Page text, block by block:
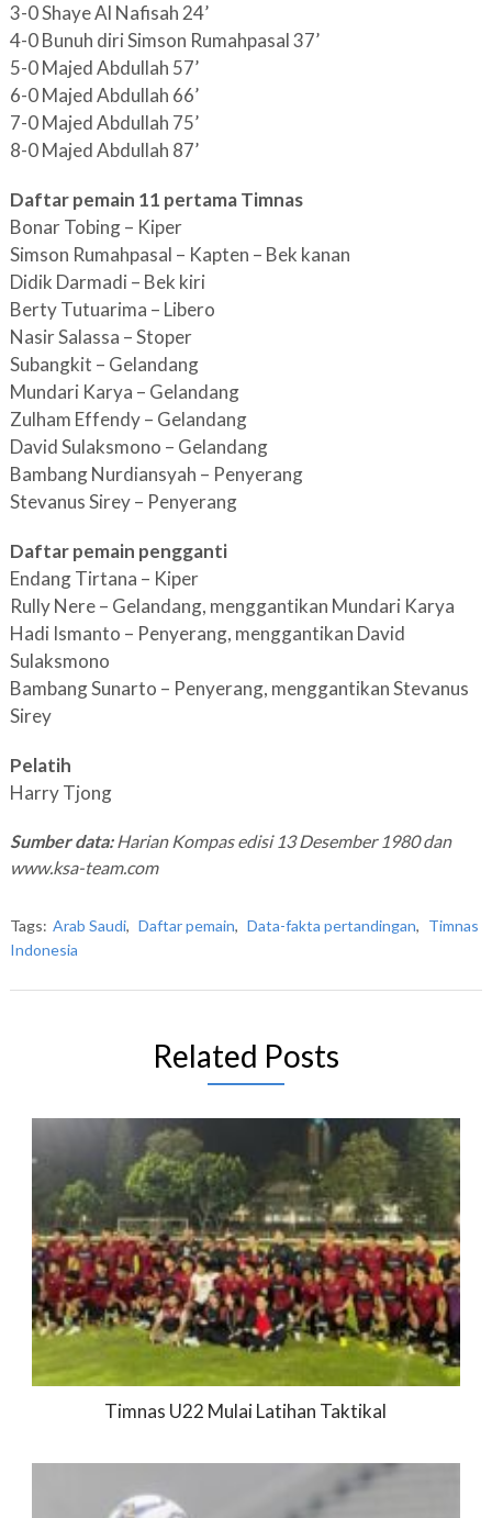
3-0 Shaye Al Nafisah 24’
4-0 Bunuh diri Simson Rumahpasal 37’
5-0 Majed Abdullah 57’
6-0 Majed Abdullah 66’
7-0 Majed Abdullah 75’
8-0 Majed Abdullah 87’
Daftar pemain 11 pertama Timnas
Bonar Tobing – Kiper
Simson Rumahpasal – Kapten – Bek kanan
Didik Darmadi – Bek kiri
Berty Tutuarima – Libero
Nasir Salassa – Stoper
Subangkit – Gelandang
Mundari Karya – Gelandang
Zulham Effendy – Gelandang
David Sulaksmono – Gelandang
Bambang Nurdiansyah – Penyerang
Stevanus Sirey – Penyerang
Daftar pemain pengganti
Endang Tirtana – Kiper
Rully Nere – Gelandang, menggantikan Mundari Karya
Hadi Ismanto – Penyerang, menggantikan David
Sulaksmono
Bambang Sunarto – Penyerang, menggantikan Stevanus
Sirey
Pelatih
Harry Tjong
Sumber data:Harian Kompas edisi 13 Desember 1980 dan
www.ksa-team.com
Tags: Arab Saudi, Daftar pemain, Data-fakta pertandingan, Timnas
Indonesia
Related Posts
Timnas U22 Mulai Latihan Taktikal